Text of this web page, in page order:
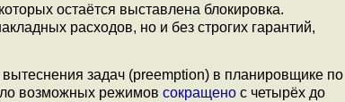
остаётся выставлена блокировка.
расходов, но и без строгих гарантий,
задач (preemption) в планировщике по
возможных режимов сокращено с четырёх до